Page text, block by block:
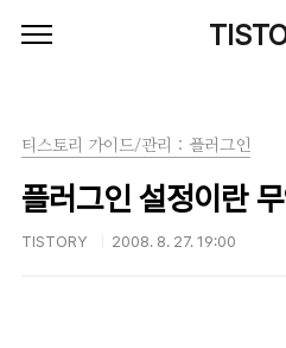
티스토리 가이드/관리 : 플러그인
플러그인 설정이란
TISTORY 2008. 8. 27. 19:00